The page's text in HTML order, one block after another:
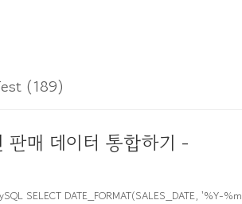
(189)
매 데이터 통합하기 -
SELECT DATE_FORMAT(SALES_DATE, '%Y-%m